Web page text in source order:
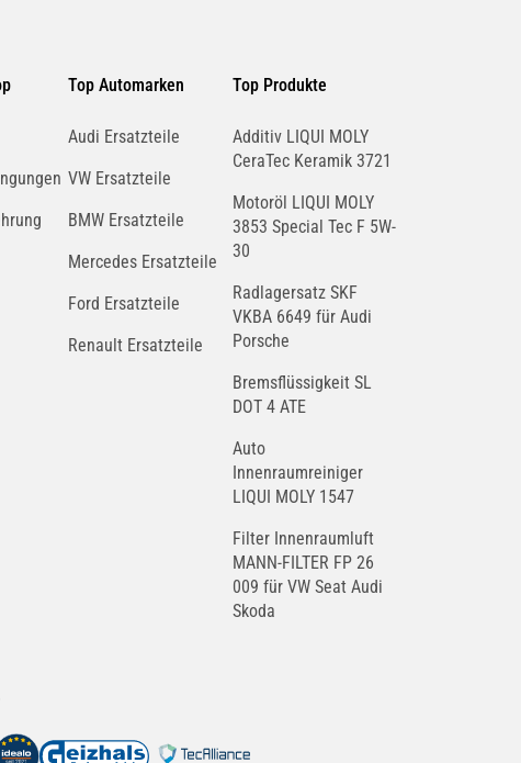
Top Automarken
Audi Ersatzteile
VW Ersatzteile
BMW Ersatzteile
Mercedes Ersatzteile
Ford Ersatzteile
Renault Ersatzteile
Top Produkte
Additiv LIQUI MOLY
CeraTec Keramik 3721
Motoröl LIQUI MOLY
3853 Special Tec F 5W-
30
Radlagersatz SKF
VKBA 6649 für Audi
Porsche
Bremsflüssigkeit SL
DOT 4 ATE
Auto
Innenraumreiniger
LIQUI MOLY 1547
Filter Innenraumluft
MANN-FILTER FP 26
009 für VW Seat Audi
Skoda